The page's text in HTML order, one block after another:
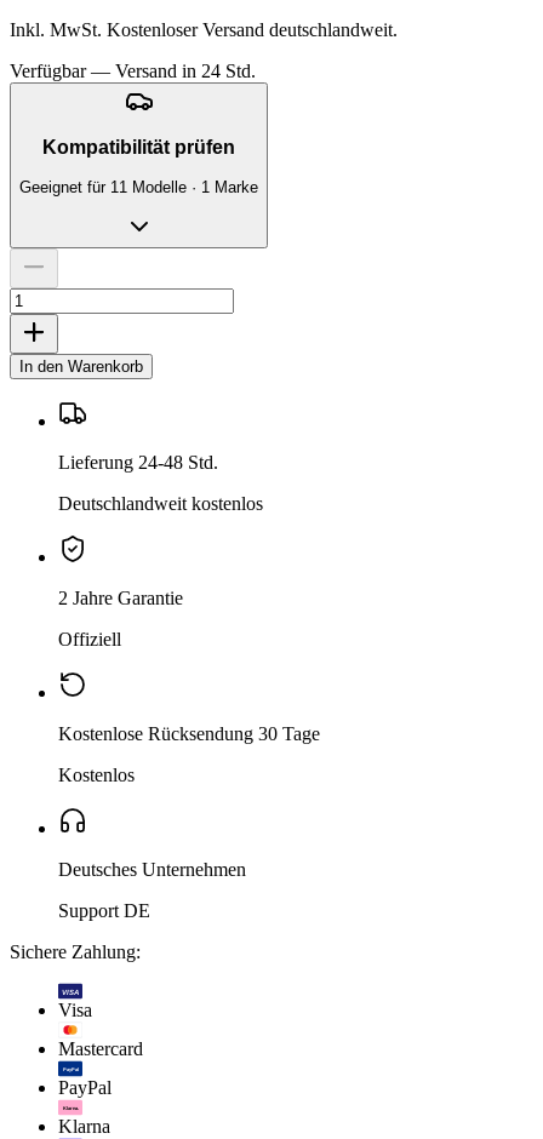
Inkl. MwSt. Kostenloser Versand deutschlandweit.
Verfügbar — Versand in 24 Std.
Kompatibilität prüfen
Geeignet für 11 Modelle · 1 Marke
In den Warenkorb
Lieferung 24-48 Std.
Deutschlandweit kostenlos
2 Jahre Garantie
Offiziell
Kostenlose Rücksendung 30 Tage
Kostenlos
Deutsches Unternehmen
Support DE
Sichere Zahlung:
VISA
Visa
Mastercard
PayPal
PayPal
Klarna.
Klarna